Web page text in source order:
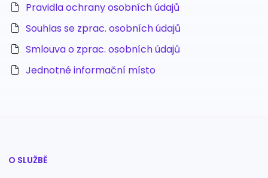
Pravidla ochrany osobních údajů
Souhlas se zprac. osobních údajů
Smlouva o zprac. osobních údajů
Jednotné informační místo
O SLUŽBĚ